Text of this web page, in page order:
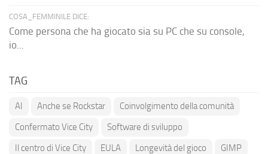
COSA_FEMMINILE DICE:
Come persona che ha giocato sia su PC che su console,
io...
TAG
AI Anche se Rockstar
Coinvolgimento della comunità
Confermato Vice City
Software di sviluppo
Il centro di Vice City
EULA Longevità del gioco
GIMP